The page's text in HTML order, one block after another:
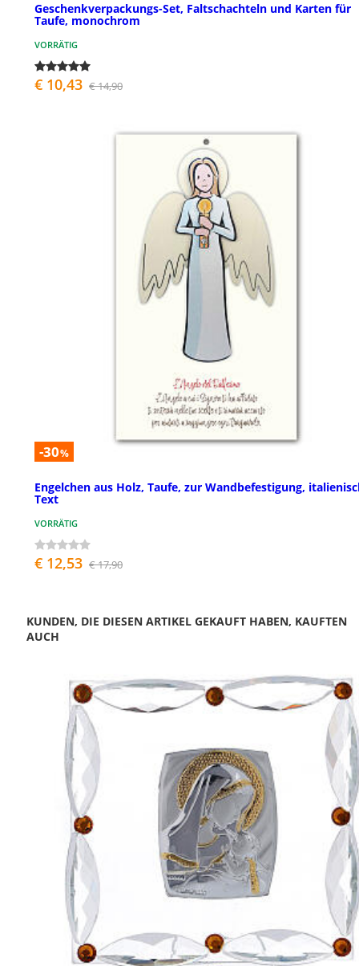
Geschenkverpackungs-Set, Faltschachteln und Karten für
Taufe, monochrom
VORRÄTIG
€ 10,43 € 14,90
-30%
Engelchen aus Holz, Taufe, zur Wandbefestigung,
Text
VORRÄTIG
€ 12,53 € 17,90
KUNDEN, DIE DIESEN ARTIKEL GEKAUFT HABEN, KAUFTEN
AUCH